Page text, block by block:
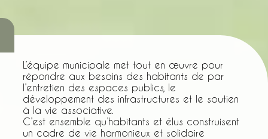
L’équipe municipale met tout en œuvre pour
répondre aux besoins des habitants de par
l’entretien des espaces publics, le
développement des infrastructures et le soutien
à la vie associative.
C’est ensemble qu’habitants et élus construisent
un cadre de vie harmonieux et solidaire